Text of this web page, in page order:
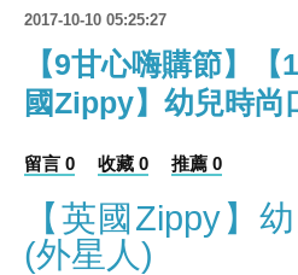
2017-10-10 05:25:27
【9甘心嗨購節】
國Zippy】幼兒時尚
留言 0 收藏 0 推薦 0
【英國Zippy】
(外星人)